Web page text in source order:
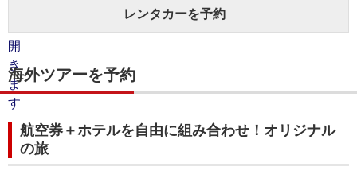
レンタカーを予約
海外ツアーを予約
航空券＋ホテルを自由に組み合わせ！オリジナル
の旅